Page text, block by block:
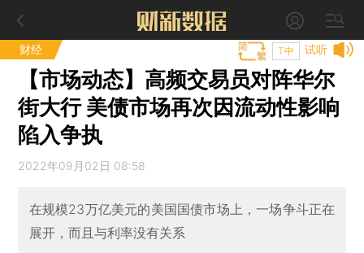
财经 试听
T中
【市场动态】高频交易员对阵华尔
街大行 美债市场再次因流动性影响
陷入争执
2022年09月02日 08:58
在规模23万亿美元的美国国债市场上，一场争斗正在
展开，而且与利率没有关系